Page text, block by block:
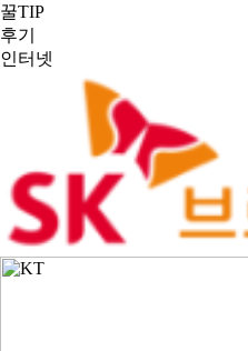
꿀TIP
후기
인터넷